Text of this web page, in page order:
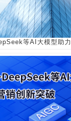
等AI大模型助力